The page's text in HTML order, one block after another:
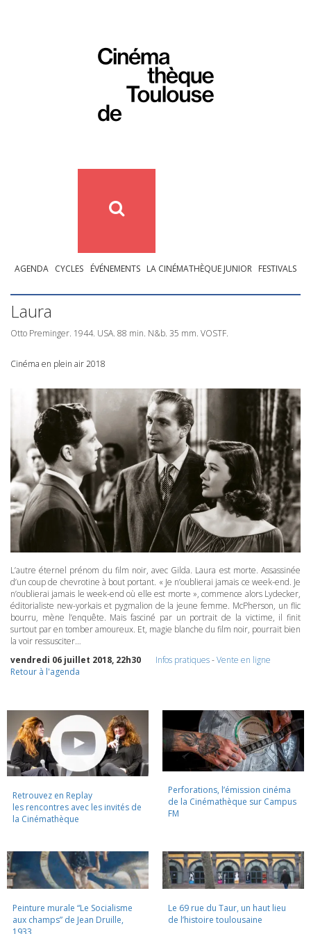
AGENDA CYCLES ÉVÉNEMENTS LA CINÉMATHÈQUE JUNIOR FESTIVALS
Laura
Otto Preminger. 1944. USA. 88 min. N&b. 35 mm. VOSTF.
Cinéma en plein air 2018
L’autre éternel prénom du film noir, avec Gilda. Laura est morte. Assassinée
d’un coup de chevrotine à bout portant. « Je n’oublierai jamais ce week-end. Je
n’oublierai jamais le week-end où elle est morte », commence alors Lydecker,
éditorialiste new-yorkais et pygmalion de la jeune femme. McPherson, un flic
bourru, mène l’enquête. Mais fasciné par un portrait de la victime, il finit
surtout par en tomber amoureux. Et, magie blanche du film noir, pourrait bien
la voir ressusciter…
vendredi 06 juillet 2018, 22h30
Infos pratiques-Vente en ligne
Retour à l'agenda
Retrouvez en Replay
les rencontres avec les invités de
la Cinémathèque
Perforations, l’émission cinéma
de la Cinémathèque sur Campus
FM
Peinture murale “Le Socialisme
aux champs” de Jean Druille,
1933
Le 69 rue du Taur, un haut lieu
de l’histoire toulousaine